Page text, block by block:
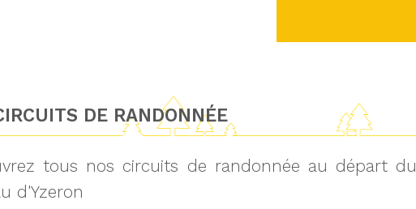
DE RANDONNÉE
tous nos circuits de randonnée au départ du
d'Yzeron